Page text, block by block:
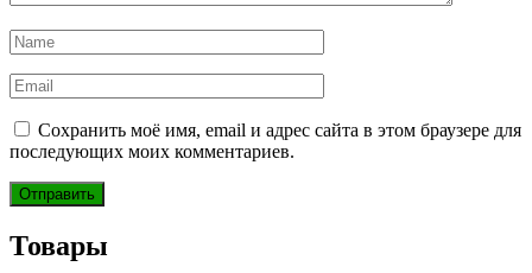
Сохранить моё имя, email и адрес сайта в этом браузере для
последующих моих комментариев.
Товары